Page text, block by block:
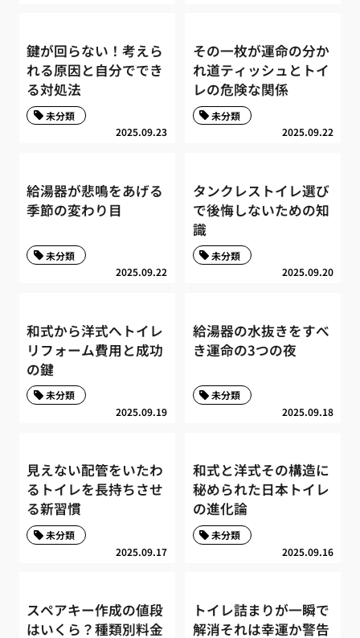
鍵が回らない！考えら
れる原因と自分ででき
る対処法
2025.09.23
未分類
その一枚が運命の分か
れ道ティッシュとトイ
レの危険な関係
2025.09.22
未分類
給湯器が悲鳴をあげる
季節の変わり目
2025.09.22
未分類
タンクレストイレ選び
で後悔しないための知
識
2025.09.20
未分類
和式から洋式へトイレ
リフォーム費用と成功
の鍵
2025.09.19
未分類
給湯器の水抜きをすべ
き運命の3つの夜
2025.09.18
未分類
見えない配管をいたわ
るトイレを長持ちさせ
る新習慣
2025.09.17
未分類
和式と洋式その構造に
秘められた日本トイレ
の進化論
2025.09.16
未分類
スペアキー作成の値段
はいくら？種類別料金
トイレ詰まりが一瞬で
解消それは幸運か警告